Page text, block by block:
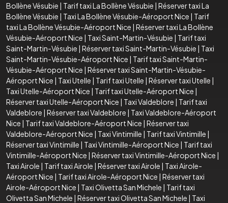
Bollène Vésubie | Tarif taxi La Bollène Vésubie | Réserver taxi La
Bollène Vésubie | Taxi La Bollène Vésubie-Aéroport Nice | Tarif
taxi La Bollène Vésubie-Aéroport Nice | Réserver taxi La Bollène
Vésubie-Aéroport Nice | Taxi Saint-Martin-Vésubie | Tarif taxi
Saint-Martin-Vésubie | Réserver taxi Saint-Martin-Vésubie | Taxi
Saint-Martin-Vésubie-Aéroport Nice | Tarif taxi Saint-Martin-
Vésubie-Aéroport Nice | Réserver taxi Saint-Martin-Vésubie-
Aéroport Nice | Taxi Utelle | Tarif taxi Utelle | Réserver taxi Utelle |
Taxi Utelle-Aéroport Nice | Tarif taxi Utelle-Aéroport Nice |
Réserver taxi Utelle-Aéroport Nice | Taxi Valdeblore | Tarif taxi
Valdeblore | Réserver taxi Valdeblore | Taxi Valdeblore-Aéroport
Nice | Tarif taxi Valdeblore-Aéroport Nice | Réserver taxi
Valdeblore-Aéroport Nice | Taxi Vintimille | Tarif taxi Vintimille |
Réserver taxi Vintimille | Taxi Vintimille-Aéroport Nice | Tarif taxi
Vintimille-Aéroport Nice | Réserver taxi Vintimille-Aéroport Nice |
Taxi Airole | Tarif taxi Airole | Réserver taxi Airole | Taxi Airole-
Aéroport Nice | Tarif taxi Airole-Aéroport Nice | Réserver taxi
Airole-Aéroport Nice | Taxi Olivetta San Michele | Tarif taxi
Olivetta San Michele | Réserver taxi Olivetta San Michele | Taxi